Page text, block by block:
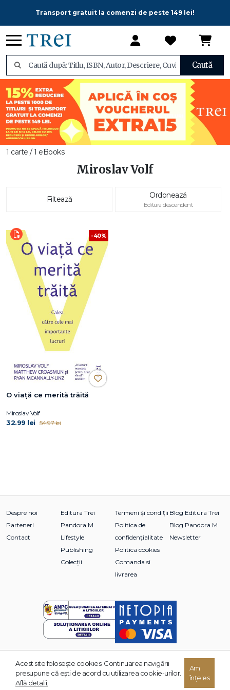
Transport gratuit la comenzi de peste 149 lei!
Caută
1 carte / 1 eBooks
Miroslav Volf
Filtează Ordonează
Editura descendent
-40%
O viaţă ce merită trăită
Miroslav Volf
32.99 lei 54.97 lei
Despre noi
Parteneri
Contact
Editura Trei
Pandora M
Lifestyle
Publishing
Colecții
Termeni și condiții
Politica de
confidențialitate
Politica cookies
Comanda si
livrarea
Blog Editura Trei
Blog Pandora M
Newsletter
© 2026 Grupul Editorial TREI. Toate drepturile rezervate.
Acest site foloseşte cookies. Continuarea navigării
presupune că eşti de acord cu utilizarea cookie-urilor.
Află detalii.
Am
înțeles